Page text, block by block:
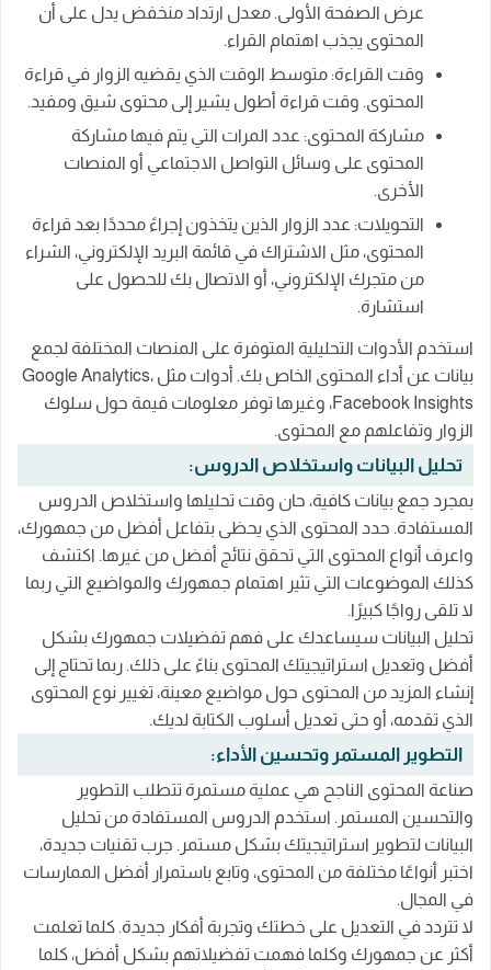
عرض الصفحة الأولى. معدل ارتداد منخفض يدل على أن
المحتوى يجذب اهتمام القراء.
وقت القراءة: متوسط الوقت الذي يقضيه الزوار في قراءة
المحتوى. وقت قراءة أطول يشير إلى محتوى شيق ومفيد.
مشاركة المحتوى: عدد المرات التي يتم فيها مشاركة
المحتوى على وسائل التواصل الاجتماعي أو المنصات
الأخرى.
التحويلات: عدد الزوار الذين يتخذون إجراءً محددًا بعد قراءة
المحتوى، مثل الاشتراك في قائمة البريد الإلكتروني، الشراء
من متجرك الإلكتروني، أو الاتصال بك للحصول على
استشارة.
استخدم الأدوات التحليلية المتوفرة على المنصات المختلفة لجمع
بيانات عن أداء المحتوى الخاص بك. أدوات مثل Google Analytics،
Facebook Insights، وغيرها توفر معلومات قيمة حول سلوك
الزوار وتفاعلهم مع المحتوى.
تحليل البيانات واستخلاص الدروس:
بمجرد جمع بيانات كافية، حان وقت تحليلها واستخلاص الدروس
المستفادة. حدد المحتوى الذي يحظى بتفاعل أفضل من جمهورك،
واعرف أنواع المحتوى التي تحقق نتائج أفضل من غيرها. اكتشف
كذلك الموضوعات التي تثير اهتمام جمهورك والمواضيع التي ربما
لا تلقى رواجًا كبيرًا.
تحليل البيانات سيساعدك على فهم تفضيلات جمهورك بشكل
أفضل وتعديل استراتيجيتك المحتوى بناءً على ذلك. ربما تحتاج إلى
إنشاء المزيد من المحتوى حول مواضيع معينة، تغيير نوع المحتوى
الذي تقدمه، أو حتى تعديل أسلوب الكتابة لديك.
التطوير المستمر وتحسين الأداء:
صناعة المحتوى الناجح هي عملية مستمرة تتطلب التطوير
والتحسين المستمر. استخدم الدروس المستفادة من تحليل
البيانات لتطوير استراتيجيتك بشكل مستمر. جرب تقنيات جديدة،
اختبر أنواعًا مختلفة من المحتوى، وتابع باستمرار أفضل الممارسات
في المجال.
لا تتردد في التعديل على خطتك وتجربة أفكار جديدة. كلما تعلمت
أكثر عن جمهورك وكلما فهمت تفضيلاتهم بشكل أفضل، كلما